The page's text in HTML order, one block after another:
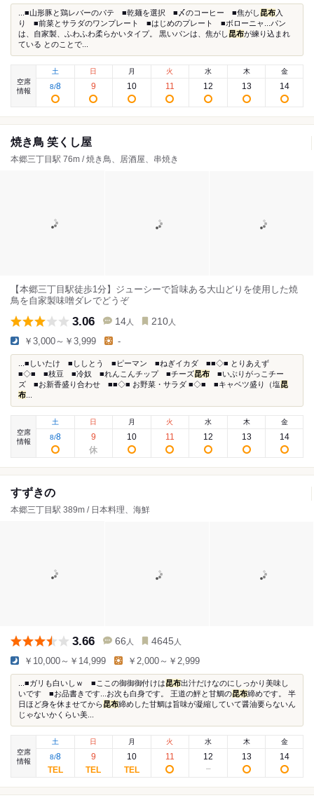
...■山形豚と鶏レバーのパテ ■乾麺を選択 ■〆のコーヒー ■焦がし 昆布入
り ■前菜とサラダのワンプレート ■はじめのプレート ■ボローニャ...パン
は、自家製、ふわふわ柔らかいタイプ。 黒いパンは、焦がし 昆布が練り込まれ
ている とのことで...
空席
情報
土
8/8
日
9
月
10
火
11
水
12
木
13
金
14
焼き鳥 笑くし屋
本郷三丁目駅 76m / 焼き鳥、居酒屋、串焼き
【本郷三丁目駅徒歩1分】ジューシーで旨味ある大山どりを使用した焼
鳥を自家製味噌ダレでどうぞ
3.06 14 人 210 人
￥3,000～￥3,999 -
...■しいたけ ■ししとう ■ピーマン ■ねぎイカダ ■■◇■ とりあえず
■◇■ ■枝豆 ■冷奴 ■れんこんチップ ■チーズ昆布 ■いぶりがっこチー
ズ ■お新香盛り合わせ ■■◇■ お野菜・サラダ ■◇■ ■キャベツ盛り（塩昆
布
空席
情報
土
8/8
日
9
月
10
火
11
水
12
木
13
金
14
すずきの
本郷三丁目駅 389m / 日本料理、海鮮
3.66 66 人 4645 人
￥10,000～￥14,999 ￥2,000～￥2,999
...■ガリも白いしｗ ■ここの御御御付けは昆布出汁だけなのにしっかり美味し
いです ■お品書きです...お次も白身です。 王道の鮃と甘鯛の昆布締めです。 半
日ほど身を休ませてから昆布締めした甘鯛は旨味が凝縮していて醤油要らないん
じゃないかくらい美...
空席
情報
土
8/8
日
9
月
10
火
11
水
12
木
13
金
14